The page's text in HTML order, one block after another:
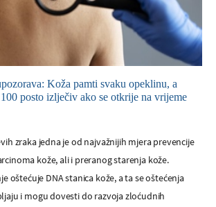
Koža pamti svaku opeklinu, a
posto izlječiv ako se otkrije na vrijeme
zraka jedna je od najvažnijih mjera prevencije
kože, ali i preranog starenja kože.
oštećuje DNA stanica kože, a ta se oštećenja
i mogu dovesti do razvoja zloćudnih